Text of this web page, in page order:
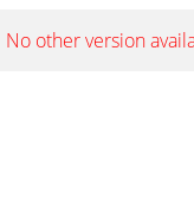
No other version